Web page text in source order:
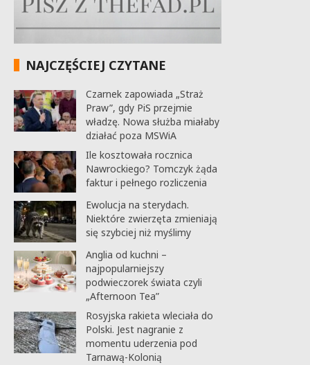
NAJCZĘŚCIEJ CZYTANE
Czarnek zapowiada „Straż
Praw”, gdy PiS przejmie
władzę. Nowa służba miałaby
działać poza MSWiA
Ile kosztowała rocznica
Nawrockiego? Tomczyk żąda
faktur i pełnego rozliczenia
Ewolucja na sterydach.
Niektóre zwierzęta zmieniają
się szybciej niż myślimy
Anglia od kuchni –
najpopularniejszy
podwieczorek świata czyli
„Afternoon Tea”
Rosyjska rakieta wleciała do
Polski. Jest nagranie z
momentu uderzenia pod
Tarnawą-Kolonią